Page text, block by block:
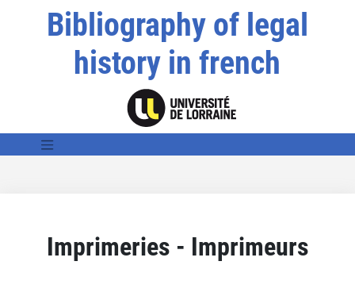
Bibliography of legal
history in french
Imprimeries - Imprimeurs